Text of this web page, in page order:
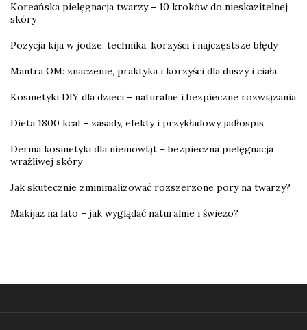
Koreańska pielęgnacja twarzy – 10 kroków do nieskazitelnej
skóry
Pozycja kija w jodze: technika, korzyści i najczęstsze błędy
Mantra OM: znaczenie, praktyka i korzyści dla duszy i ciała
Kosmetyki DIY dla dzieci – naturalne i bezpieczne rozwiązania
Dieta 1800 kcal – zasady, efekty i przykładowy jadłospis
Derma kosmetyki dla niemowląt – bezpieczna pielęgnacja
wrażliwej skóry
Jak skutecznie zminimalizować rozszerzone pory na twarzy?
Makijaż na lato – jak wyglądać naturalnie i świeżo?